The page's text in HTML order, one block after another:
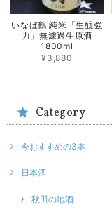
いなば鶴 純米「生酛強
力」無濾過生原酒
1800ml
¥3,880
Category
今おすすめの3本
日本酒
秋田の地酒